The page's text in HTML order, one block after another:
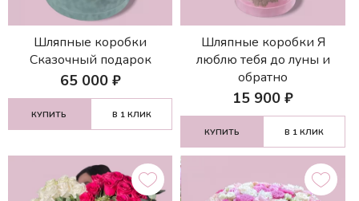
Шляпные коробки
Сказочный подарок
65 000₽
КУПИТЬ В 1 КЛИК
Шляпные коробки Я
люблю тебя до луны и
обратно
15 900 ₽
КУПИТЬ В 1 КЛИК